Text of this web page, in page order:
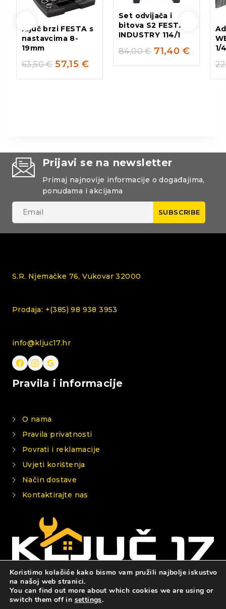
Ključ brzi FESTA s
nastavcima 8-
19mm
63,50€ 57,15 €
Set odvijača i
bitova S2 FESTA
INDUSTRY 114/1
84,00€ 71,40 €
1/
Prijavi se na newsletter
Primaj najnovije informacije o događajima,
ponudama i akcijama
S.R. Njemačke 76, Vukovar 32000
Prodaja: +(385) 98 938 3953
info@kljuc17.hr
Pravila i informacije
O nama
Pravila privatnosti
Povrati i reklamacije
Uvjeti korištenja
Način dostave
Kontaktirajte nas
© 2026 KLJUČ 17
Koristimo kolačiće kako bismo vam pružili najbolje iskustvo
na našoj web stranici.
You can find out more about which cookies we are using or
switch them off in settings.